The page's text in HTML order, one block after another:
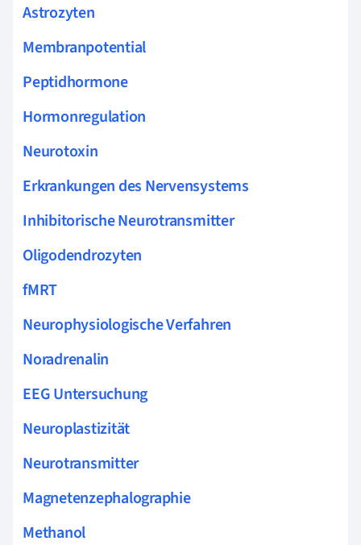
Astrozyten
Membranpotential
Peptidhormone
Hormonregulation
Neurotoxin
Erkrankungen des Nervensystems
Inhibitorische Neurotransmitter
Oligodendrozyten
fMRT
Neurophysiologische Verfahren
Noradrenalin
EEG Untersuchung
Neuroplastizität
Neurotransmitter
Magnetenzephalographie
Methanol